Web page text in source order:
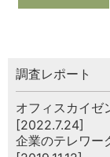
調査レポート
オフィスカイゼ
[2022.7.24]
企業のテレワー